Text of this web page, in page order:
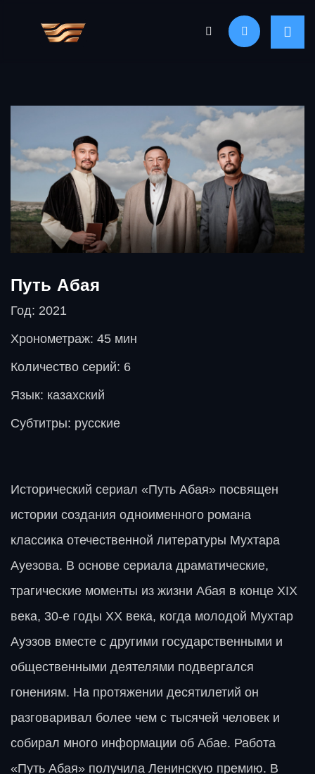
Путь Абая
Год: 2021
Хронометраж: 45 мин
Количество серий: 6
Язык: казахский
Субтитры: русские
Исторический сериал «Путь Абая» посвящен
истории создания одноименного романа
классика отечественной литературы Мухтара
Ауезова. В основе сериала драматические,
трагические моменты из жизни Абая в конце XIX
века, 30-е годы XX века, когда молодой Мухтар
Ауэзов вместе с другими государственными и
общественными деятелями подвергался
гонениям. На протяжении десятилетий он
разговаривал более чем с тысячей человек и
собирал много информации об Абае. Работа
«Путь Абая» получила Ленинскую премию. В